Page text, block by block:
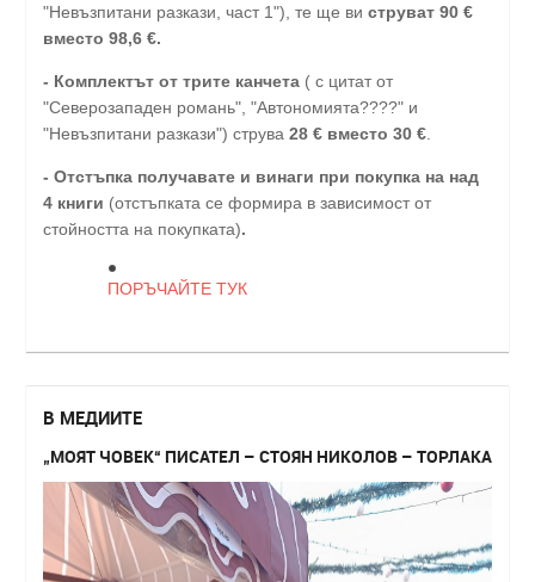
"Невъзпитани разкази, част 1"), те ще ви струват 90 €
вместо 98,6 €.
- Комплектът от трите канчета ( с цитат от
"Северозападен романь", "Автономията????" и
"Невъзпитани разкази") струва 28 € вместо 30 €
- Отстъпка получавате и винаги при покупка на над
4 книги (отстъпката се формира в зависимост от
стойността на покупката).
ПОРЪЧАЙТЕ ТУК
В МЕДИИТЕ
„МОЯТ ЧОВЕК“ ПИСАТЕЛ – СТОЯН НИКОЛОВ – ТОРЛАКА